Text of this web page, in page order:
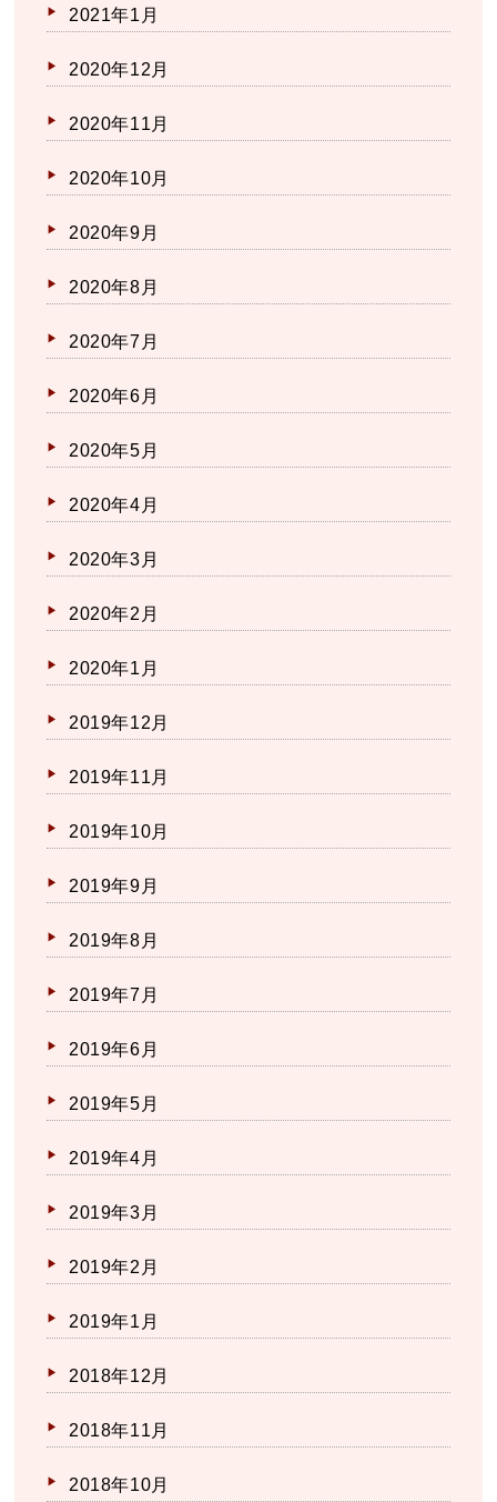
2021年1月
2020年12月
2020年11月
2020年10月
2020年9月
2020年8月
2020年7月
2020年6月
2020年5月
2020年4月
2020年3月
2020年2月
2020年1月
2019年12月
2019年11月
2019年10月
2019年9月
2019年8月
2019年7月
2019年6月
2019年5月
2019年4月
2019年3月
2019年2月
2019年1月
2018年12月
2018年11月
2018年10月